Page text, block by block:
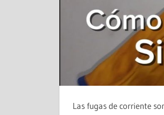
Las fugas de corriente